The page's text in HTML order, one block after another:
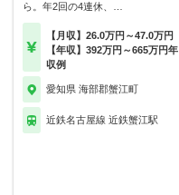
ら。年2回の4連休、…
【月収】26.0万円～47.0万円
【年収】392万円～665万円年
収例
愛知県 海部郡蟹江町
近鉄名古屋線 近鉄蟹江駅